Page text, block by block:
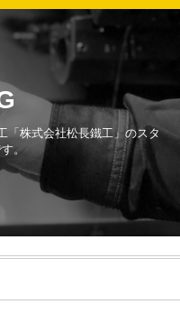
「株式会社松長鐵工」のスタ
。